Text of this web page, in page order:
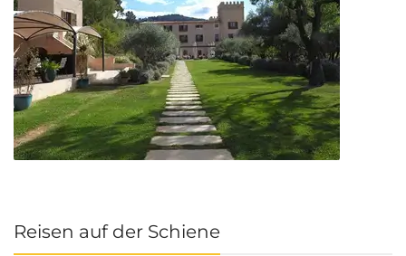
Reisen auf der Schiene